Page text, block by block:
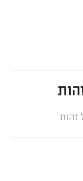
זהות